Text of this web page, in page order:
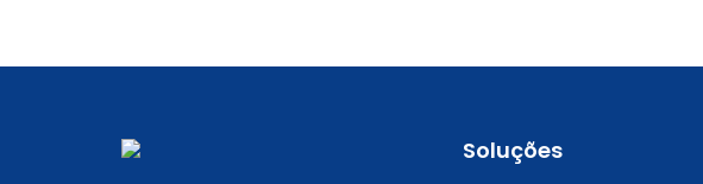
Soluções